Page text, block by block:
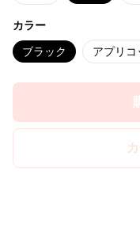
カラー
ブラック アプリコ